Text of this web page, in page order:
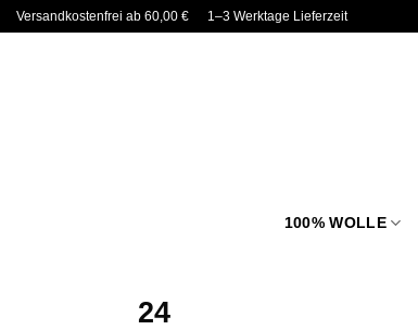
ZumVersandkostenfrei ab 60,00 € 1–3 Werktage Lieferzeit
100% WOLLE
24